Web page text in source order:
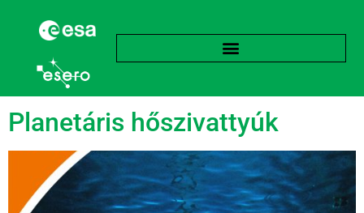
Címke:Sűrűség
Planetáris hőszivattyúk